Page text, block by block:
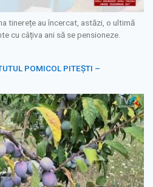
tinerețe au încercat, astăzi, o ultimă
cu câțiva ani să se pensioneze.
POMICOL PITEȘTI –